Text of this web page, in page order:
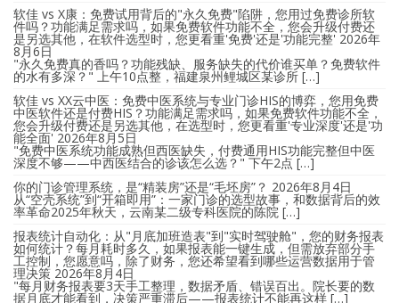
软佳 vs X康：免费试用背后的"永久免费"陷阱，您用过免费诊所软
件吗？功能满足需求吗，如果免费软件功能不全，您会升级付费还
是另选其他，在软件选型时，您更看重'免费'还是'功能完整' 2026年
8月6日
"永久免费真的香吗？功能残缺、服务缺失的代价谁买单？免费软件
的水有多深？" 上午10点整，福建泉州鲤城区某诊所 […]
软佳 vs XX云中医：免费中医系统与专业门诊HIS的博弈，您用免费
中医软件还是付费HIS？功能满足需求吗，如果免费软件功能不全，
您会升级付费还是另选其他，在选型时，您更看重'专业深度'还是'功
能全面' 2026年8月5日
"免费中医系统功能成熟但西医缺失，付费通用HIS功能完整但中医
深度不够——中西医结合的诊该怎么选？" 下午2点 […]
你的门诊管理系统，是“精装房”还是“毛坯房”？ 2026年8月4日
从“空壳系统”到“开箱即用”：一家门诊的选型故事，和数据背后的效
率革命2025年秋天，云南某二级专科医院的陈院 […]
报表统计自动化：从"月底加班造表"到"实时驾驶舱"，您的财务报表
如何统计？每月耗时多久，如果报表能一键生成，但需放弃部分手
工控制，您愿意吗，除了财务，您还希望看到哪些运营数据用于管
理决策 2026年8月4日
"每月财务报表要3天手工整理，数据矛盾、错误百出。院长要的数
据月底才能看到，决策严重滞后——报表统计不能再这样 […]